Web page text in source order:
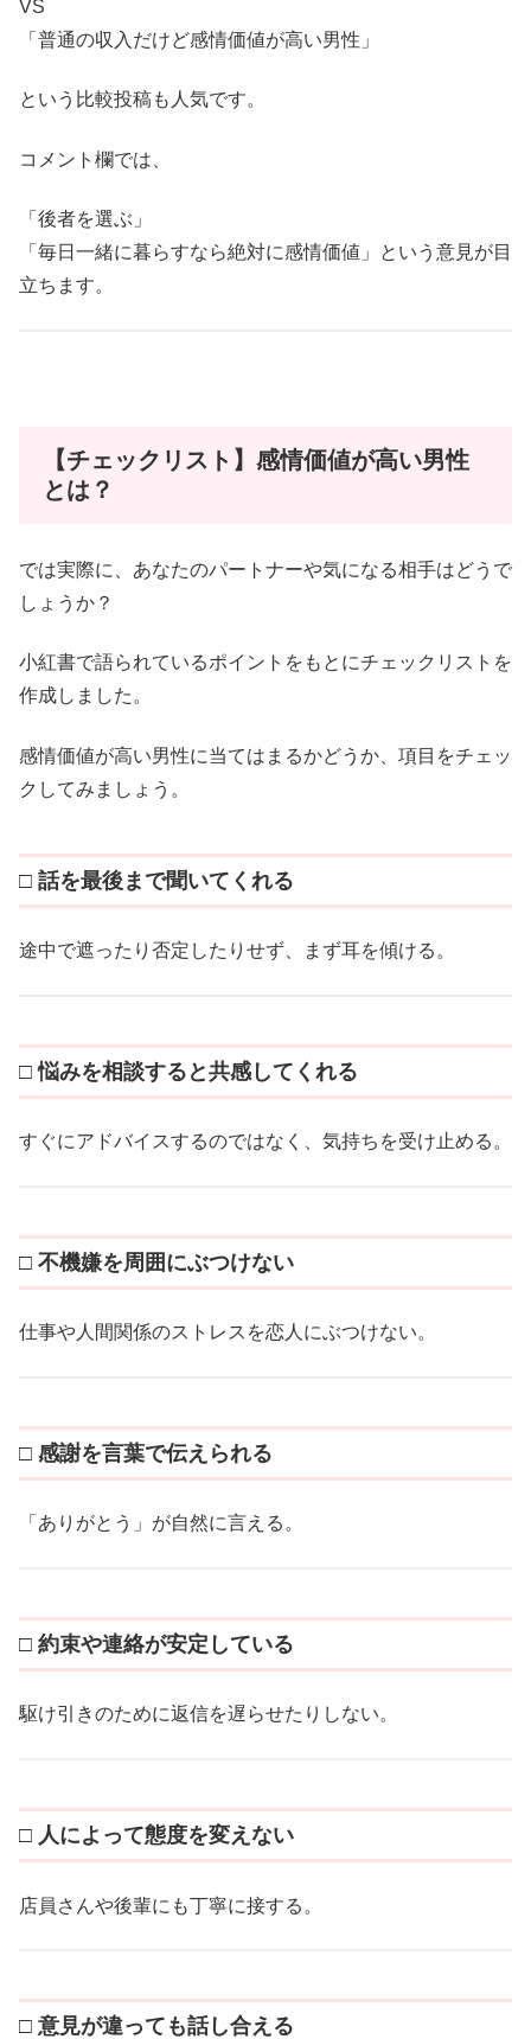
VS
「普通の収入だけど感情価値が高い男性」
という比較投稿も人気です。
コメント欄では、
「後者を選ぶ」
「毎日一緒に暮らすなら絶対に感情価値」という意見が目
立ちます。
【チェックリスト】感情価値が高い男性
とは？
では実際に、あなたのパートナーや気になる相手はどうで
しょうか？
小紅書で語られているポイントをもとにチェックリストを
作成しました。
感情価値が高い男性に当てはまるかどうか、項目をチェッ
クしてみましょう。
□ 話を最後まで聞いてくれる
途中で遮ったり否定したりせず、まず耳を傾ける。
□ 悩みを相談すると共感してくれる
すぐにアドバイスするのではなく、気持ちを受け止める。
□ 不機嫌を周囲にぶつけない
仕事や人間関係のストレスを恋人にぶつけない。
□ 感謝を言葉で伝えられる
「ありがとう」が自然に言える。
□ 約束や連絡が安定している
駆け引きのために返信を遅らせたりしない。
□ 人によって態度を変えない
店員さんや後輩にも丁寧に接する。
□ 意見が違っても話し合える